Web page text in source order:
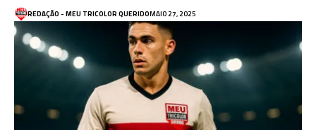
REDAÇÃO - MEU TRICOLOR QUERIDOMAIO 27, 2025